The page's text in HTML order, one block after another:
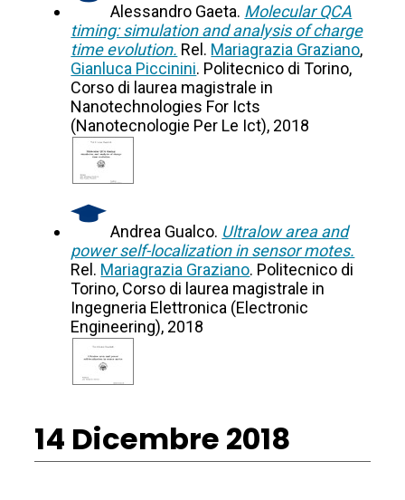
Alessandro Gaeta. Molecular QCA
timing: simulation and analysis of charge
time evolution. Rel. Mariagrazia Graziano,
Gianluca Piccinini. Politecnico di Torino,
Corso di laurea magistrale in
Nanotechnologies For Icts
(Nanotecnologie Per Le Ict), 2018
Andrea Gualco. Ultralow area and
power self-localization in sensor motes.
Rel. Mariagrazia Graziano. Politecnico di
Torino, Corso di laurea magistrale in
Ingegneria Elettronica (Electronic
Engineering), 2018
14 Dicembre 2018